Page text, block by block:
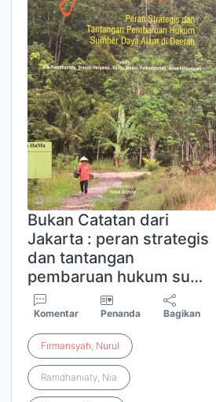
Bukan Catatan dari
Jakarta : peran strategis
dan tantangan
pembaruan hukum su…
Komentar Penanda Bagikan
Firmansyah, Nurul
Ramdhaniaty, Nia